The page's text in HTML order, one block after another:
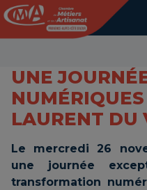
UNE
LAURENT DU
Le mercredi 26
une journée
transformation
Panneau de gestion des